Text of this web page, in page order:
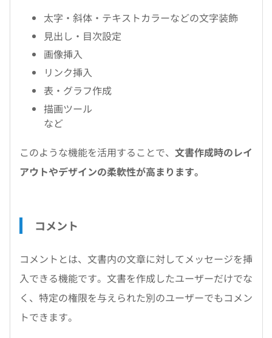
太字・斜体・テキストカラーなどの文字装飾
見出し・目次設定
画像挿入
リンク挿入
表・グラフ作成
描画ツール
など
このような機能を活用することで、 文書作成時のレイ
アウトやデザインの柔軟性が高まります。
コメント
コメントとは、文書内の文章に対してメッセージを挿
入できる機能です。文書を作成したユーザーだけでな
く、特定の権限を与えられた別のユーザーでもコメン
トできます。